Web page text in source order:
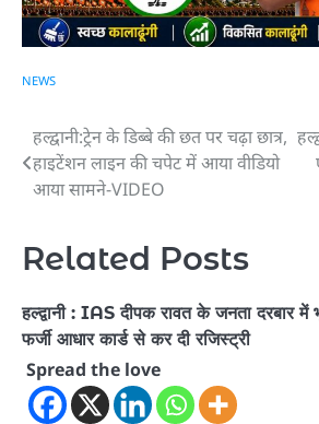
NEWS
Post
navigation
हल्द्वानी:ट्रेन के डिब्बे की छत पर चढ़ा छात्र,
हाइटेंशन लाइन की चपेट में आया वीडियो
आया सामने-VIDEO
Related Posts
हल्द्वानी : IAS दीपक रावत के जनता दरबार में
फर्जी आधार कार्ड से कर दी रजिस्ट्री
Spread the love